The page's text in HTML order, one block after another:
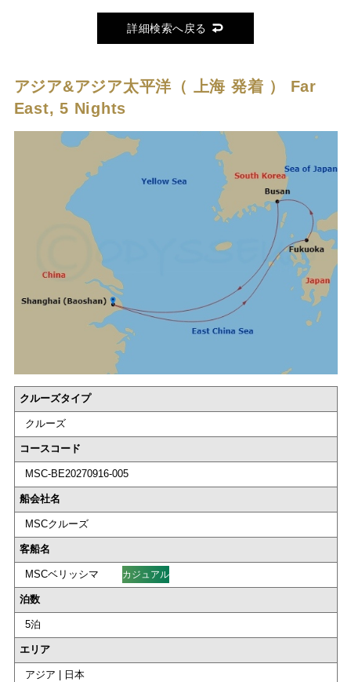
詳細検索へ戻る
アジア&アジア太平洋（ 上海 発着 ） Far
East, 5 Nights
クルーズタイプ
クルーズ
コースコード
MSC-BE20270916-005
船会社名
MSCクルーズ
客船名
MSCベリッシマ カジュアル
泊数
5泊
エリア
アジア | 日本